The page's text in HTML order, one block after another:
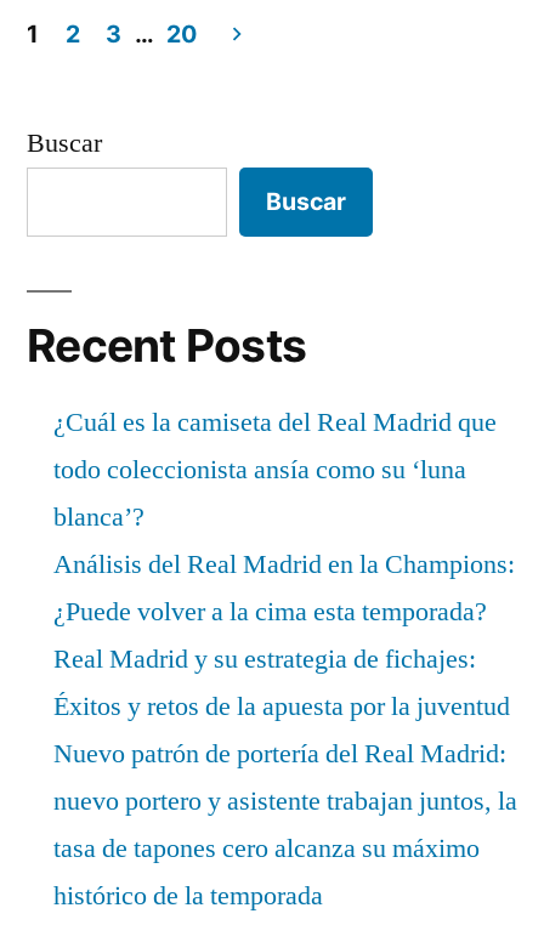
de
1 2 3 … 20
Buscar
Buscar
Recent Posts
¿Cuál es la camiseta del Real Madrid que
todo coleccionista ansía como su ‘luna
blanca’?
Análisis del Real Madrid en la Champions:
¿Puede volver a la cima esta temporada?
Real Madrid y su estrategia de fichajes:
Éxitos y retos de la apuesta por la juventud
Nuevo patrón de portería del Real Madrid:
nuevo portero y asistente trabajan juntos, la
tasa de tapones cero alcanza su máximo
histórico de la temporada